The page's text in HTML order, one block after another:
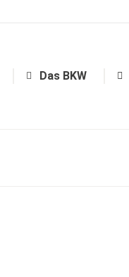
Das BKW